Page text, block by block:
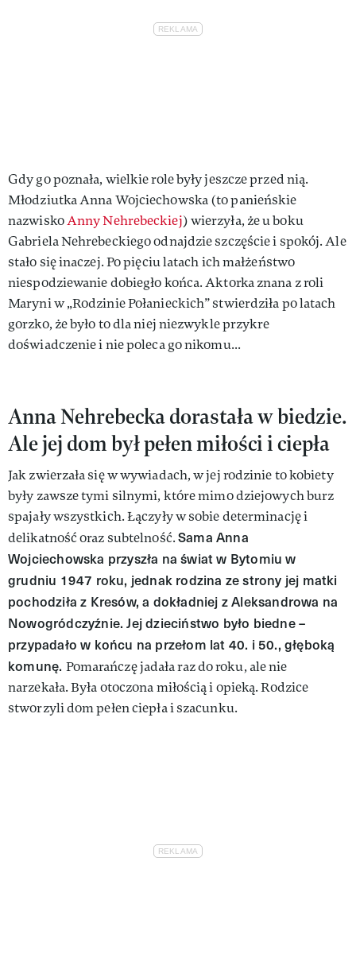
Gdy go poznała, wielkie role były jeszcze przed nią.
Młodziutka Anna Wojciechowska (to panieńskie
nazwiskoAnny Nehrebeckiej) wierzyła, że u boku
Gabriela Nehrebeckiego odnajdzie szczęście i spokój. Ale
stało się inaczej. Po pięciu latach ich małżeństwo
niespodziewanie dobiegło końca. Aktorka znana z roli
Maryni w „Rodzinie Połanieckich” stwierdziła po latach
gorzko, że było to dla niej niezwykle przykre
doświadczenie i nie poleca go nikomu...
Anna Nehrebecka dorastała w biedzie.
Ale jej dom był pełen miłości i ciepła
Jak zwierzała się w wywiadach, w jej rodzinie to kobiety
były zawsze tymi silnymi, które mimo dziejowych burz
spajały wszystkich. Łączyły w sobie determinację i
delikatność oraz subtelność.Sama Anna
Wojciechowska przyszła na świat w Bytomiu w
grudniu 1947 roku, jednak rodzina ze strony jej matki
pochodziła z Kresów, a dokładniej z Aleksandrowa na
Nowogródczyźnie. Jej dzieciństwo było biedne –
przypadało w końcu na przełom lat 40. i 50., głęboką
komunę. Pomarańczę jadała raz do roku, ale nie
narzekała. Była otoczona miłością i opieką. Rodzice
stworzyli dom pełen ciepła i szacunku.